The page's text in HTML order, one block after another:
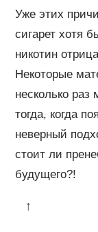
Уже этих
сигарет хотя
никотин
Некоторые
несколько
тогда, когда
неверный
стоит ли
будущего?!
↑